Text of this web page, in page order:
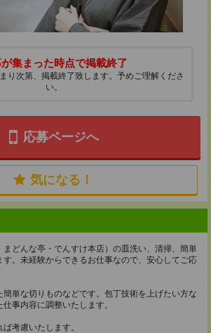
集まった時点で掲載終了
り次第、掲載終了致します。予めご理解くださ
い。
応募ページへ
気になる！
どんな亭・でんすけ本店）の皿洗い、清掃、簡単
す。未経験からできるお仕事なので、安心してご応
単な切りものなどです。包丁技術を上げたい方な
事内容に調整いたします。
考慮いたします。